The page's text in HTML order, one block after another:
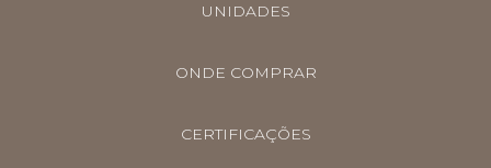
UNIDADES
ONDE COMPRAR
CERTIFICAÇÕES